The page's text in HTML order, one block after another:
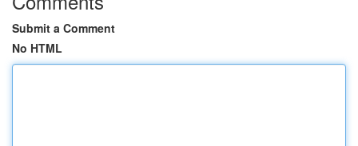
Submit a Comment
No HTML